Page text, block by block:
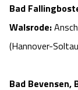
Bad
Walsrode:
(Hannover-
Bad Bevensen,